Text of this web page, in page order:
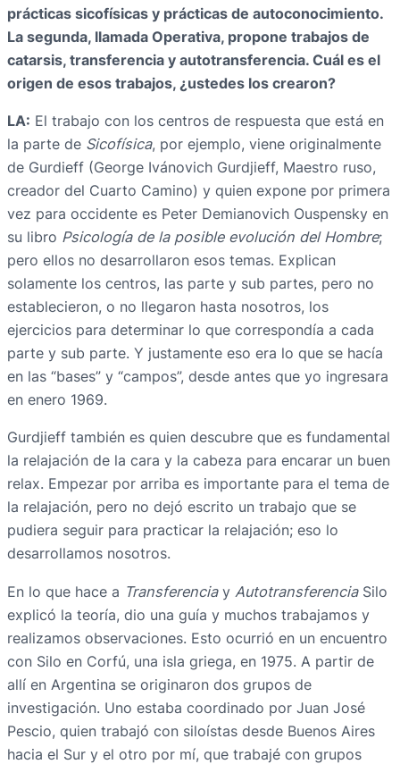
prácticas sicofísicas y prácticas de autoconocimiento.
La segunda, llamada Operativa, propone trabajos de
catarsis, transferencia y autotransferencia. Cuál es el
origen de esos trabajos, ¿ustedes los crearon?
LA: El trabajo con los centros de respuesta que está en
la parte de Sicofísica, por ejemplo, viene originalmente
de Gurdieff (George Ivánovich Gurdjieff, Maestro ruso,
creador del Cuarto Camino) y quien expone por primera
vez para occidente es Peter Demianovich Ouspensky en
su libro Psicología de la posible evolución del Hombre;
pero ellos no desarrollaron esos temas. Explican
solamente los centros, las parte y sub partes, pero no
establecieron, o no llegaron hasta nosotros, los
ejercicios para determinar lo que correspondía a cada
parte y sub parte. Y justamente eso era lo que se hacía
en las “bases” y “campos”, desde antes que yo ingresara
en enero 1969.
Gurdjieff también es quien descubre que es fundamental
la relajación de la cara y la cabeza para encarar un buen
relax. Empezar por arriba es importante para el tema de
la relajación, pero no dejó escrito un trabajo que se
pudiera seguir para practicar la relajación; eso lo
desarrollamos nosotros.
En lo que hace a Transferenciay AutotransferenciaSilo
explicó la teoría, dio una guía y muchos trabajamos y
realizamos observaciones. Esto ocurrió en un encuentro
con Silo en Corfú, una isla griega, en 1975. A partir de
allí en Argentina se originaron dos grupos de
investigación. Uno estaba coordinado por Juan José
Pescio, quien trabajó con siloístas desde Buenos Aires
hacia el Sur y el otro por mí, que trabajé con grupos